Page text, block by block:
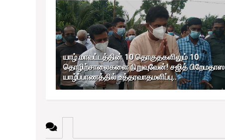
யாழ்.மாவட்டத்தின் 10 தொகுதகளிலும் 10
தொழிற்சாலைகளை நிறுவுவேன்! சஜித் பிறேமதாஸ
யாழ்ப்பாணத்தில் உத்தரவாதமளிப்பு..